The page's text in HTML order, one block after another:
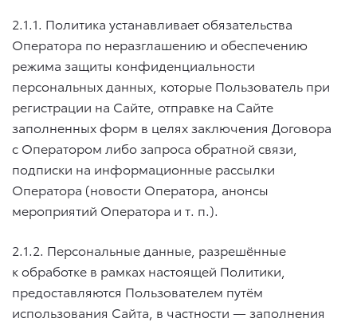
2.1.1. Политика устанавливает обязательства
Оператора по неразглашению и обеспечению
режима защиты конфиденциальности
персональных данных, которые Пользователь при
регистрации на Сайте, отправке на Сайте
заполненных форм в целях заключения Договора
с Оператором либо запроса обратной связи,
подписки на информационные рассылки
Оператора (новости Оператора, анонсы
мероприятий Оператора и т. п.).
2.1.2. Персональные данные, разрешённые
к обработке в рамках настоящей Политики,
предоставляются Пользователем путём
использования Сайта, в частности — заполнения